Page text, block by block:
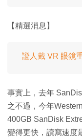
【精選消息】
證人戴 VR 眼鏡
事實上，去年
之不過，今年
400GB SanDisk
變得更快，讀寫速度